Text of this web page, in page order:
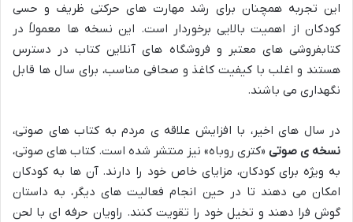
این تجربه همچنان برای رشد مهارت های حرکتی ظریف و حسی
کودکان از اهمیت بالایی برخوردار است. این نسخه ها معمولاً در
کتابفروشی های معتبر و فروشگاه های آنلاین کتاب در دسترس
هستند و اغلب با کیفیت کاغذ و صحافی مناسب، برای سال ها قابل
نگهداری می باشند.
در سال های اخیر، با افزایش علاقه ی مردم به کتاب های صوتی،
نسخه ی صوتی «کتری روباه» نیز منتشر شده است. کتاب های صوتی،
به ویژه برای کودکان، مزایای خاص خود را دارند. آن ها به کودکان
امکان می دهند تا در حین انجام فعالیت های دیگر، به داستان
گوش فرا دهند و تخیل خود را تقویت کنند. راویان حرفه ای با لحن